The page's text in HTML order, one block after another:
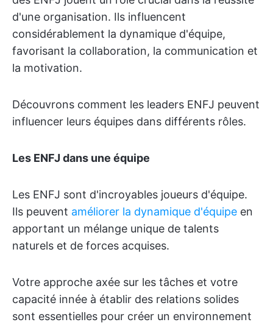
d'une organisation. Ils influencent
considérablement la dynamique d'équipe,
favorisant la collaboration, la communication et
la motivation.
Découvrons comment les leaders ENFJ peuvent
influencer leurs équipes dans différents rôles.
Les ENFJ dans une équipe
Les ENFJ sont d'incroyables joueurs d'équipe.
Ils peuvent améliorer la dynamique d'équipe en
apportant un mélange unique de talents
naturels et de forces acquises.
Votre approche axée sur les tâches et votre
capacité innée à établir des relations solides
sont essentielles pour créer un environnement